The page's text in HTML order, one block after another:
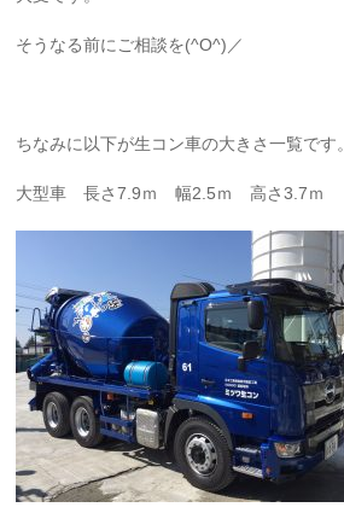
そうなる前にご相談を(^O^)／
ちなみに以下が生コン車の大きさ一覧です
大型車 長さ7.9ｍ 幅2.5ｍ 高さ3.7ｍ